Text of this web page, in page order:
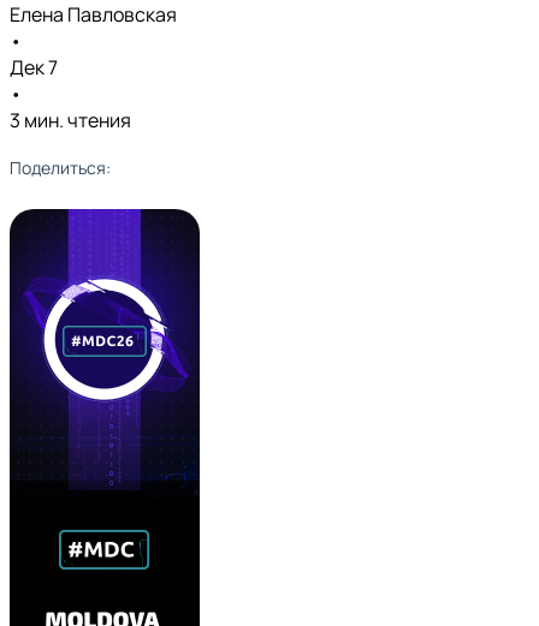
Елена Павловская
•
Дек 7
•
3 мин. чтения
Поделиться: